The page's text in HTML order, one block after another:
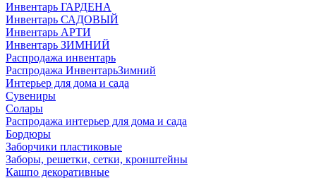
Инвентарь ГАРДЕНА
Инвентарь САДОВЫЙ
Инвентарь АРТИ
Инвентарь ЗИМНИЙ
Распродажа инвентарь
Распродажа ИнвентарьЗимний
Интерьер для дома и сада
Сувениры
Солары
Распродажа интерьер для дома и сада
Бордюры
Заборчики пластиковые
Заборы, решетки, сетки, кронштейны
Кашпо декоративные